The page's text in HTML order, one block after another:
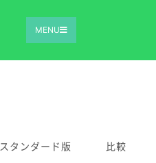
MENU
スタンダード版 比較